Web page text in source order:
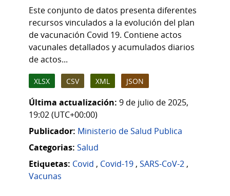
Este conjunto de datos presenta diferentes
recursos vinculados a la evolución del plan
de vacunación Covid 19. Contiene actos
vacunales detallados y acumulados diarios
de actos...
XLSX CSV XML JSON
Última actualización: 9 de julio de 2025,
19:02 (UTC+00:00)
Publicador: Ministerio de Salud Publica
Categorias: Salud
Etiquetas: Covid , Covid-19 , SARS-CoV-2 ,
Vacunas